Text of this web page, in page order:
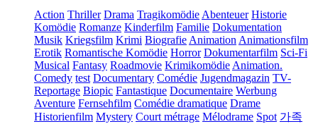
Action Thriller Drama TragikomödieAbenteuer Historie
Komödie Romanze Kinderfilm Familie Dokumentation
Musik Kriegsfilm Krimi BiografieAnimationAnimationsfilm
Erotik Romantische Komödie Horror Dokumentarfilm Sci-Fi
Musical Fantasy Roadmovie KrimikomödieAnimation.
Comedy test Documentary Comédie Jugendmagazin TV-
Reportage Biopic Fantastique Documentaire Werbung
Aventure Fernsehfilm Comédie dramatique Drame
Historienfilm Mystery Court métrage Mélodrame Spot 가족